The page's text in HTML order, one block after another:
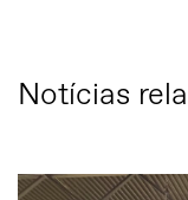
Notícias